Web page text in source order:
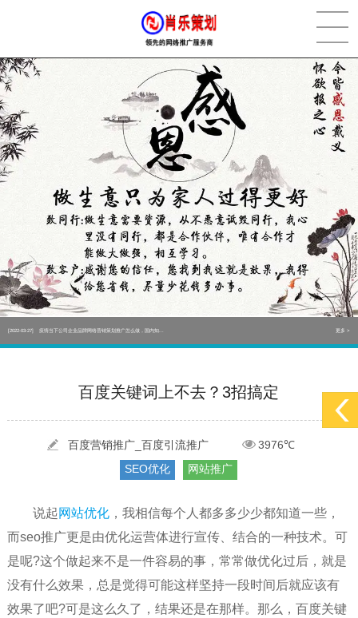
[2022-05-29] 实体门店如何做网络推广吸引客户，实体店网络营销技巧... 更多 >
[2022-05-04] 污水处理设备厂家产品如何做网络推广（污水处理项目网... 更多 >
[2022-03-27] 疫情当下公司企业品牌网络营销策划推广怎么做，国内知... 更多 >
实体门店如何做网络推广吸引客户，实体店网络营销技巧...
更多 >
疫情当下公司企业品牌网络营销策划推广怎么做，国内知...
百度关键词上不去？3招搞定
百度营销推广_百度引流推广
3976℃
SEO优化
网站推广
说起网站优化，我相信每个人都多多少少都知道一些，
而seo推广更是由优化运营体进行宣传、结合的一种技术。可
是呢?这个做起来不是一件容易的事，常常做优化过后，就是
没有什么效果，总是觉得可能这样坚持一段时间后就应该有
效果了吧?可是这么久了，结果还是在那样。那么，百度关键